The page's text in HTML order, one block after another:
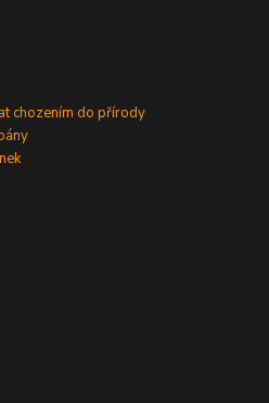
chozením do přírody